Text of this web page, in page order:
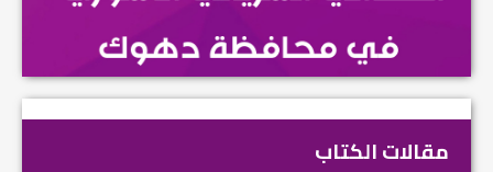
مقالات الكتاب